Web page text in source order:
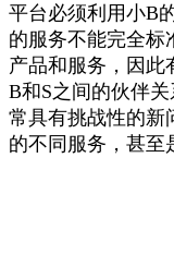
平台必须利用小B
的服务不能完全标
产品和服务，因此
B和S之间的伙伴
常具有挑战性的新
的不同服务，甚至